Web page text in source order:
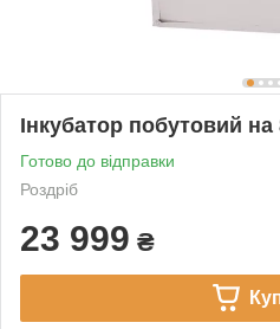
Інкубатор побутовий
Готово до відправки
Роздріб
23 999 ₴